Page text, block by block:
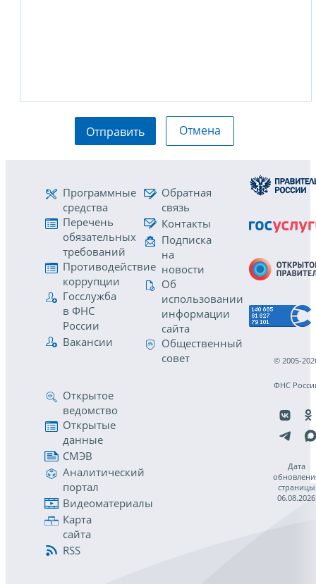
Отправить Отмена
Программные
средства
Перечень
обязательных
требований
Противодействие
коррупции
Госслужба
в ФНС
России
Вакансии
Обратная
связь
Контакты
Подписка
на
новости
Об
использовании
информации
сайта
Общественный
совет
Открытое
ведомство
Открытые
данные
СМЭВ
Аналитический
портал
Видеоматериалы
Карта
сайта
RSS
© 2005-
ФНС
Дата
страницы
06.08.2026